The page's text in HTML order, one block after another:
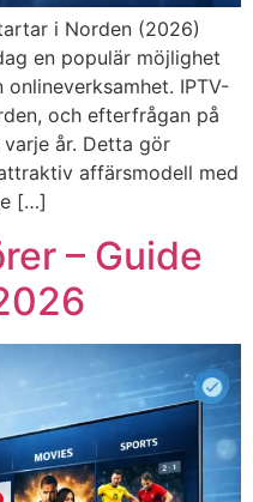
i Norden (2026)
en populär möjlighet
IPTV-
och efterfrågan på
år. Detta gör
affärsmodell med
[…]
– Guide